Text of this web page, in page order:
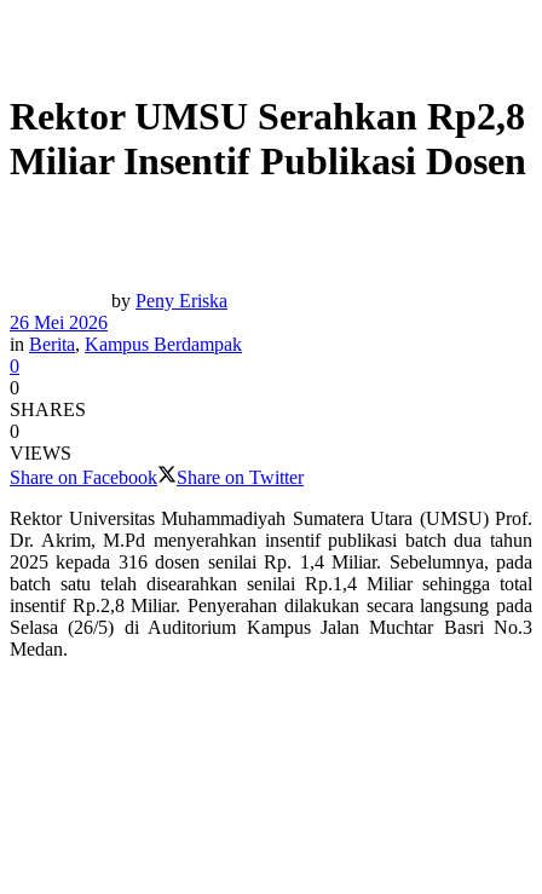
Rektor UMSU Serahkan Rp2,8
Miliar Insentif Publikasi Dosen
by Peny Eriska
26 Mei 2026
in Berita, Kampus Berdampak
0
0
SHARES
0
VIEWS
Share on Facebook
Share on Twitter
Rektor Universitas Muhammadiyah Sumatera Utara (UMSU) Prof.
Dr. Akrim, M.Pd menyerahkan insentif publikasi batch dua tahun
2025 kepada 316 dosen senilai Rp. 1,4 Miliar. Sebelumnya, pada
batch satu telah disearahkan senilai Rp.1,4 Miliar sehingga total
insentif Rp.2,8 Miliar. Penyerahan dilakukan secara langsung pada
Selasa (26/5) di Auditorium Kampus Jalan Muchtar Basri No.3
Medan.